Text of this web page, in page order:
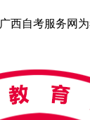
广西自考服务网